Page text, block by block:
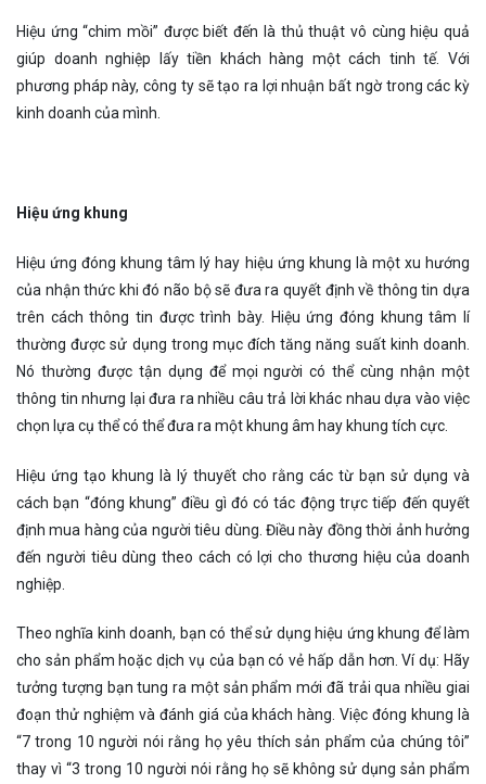
Hiệu ứng “chim mồi” được biết đến là thủ thuật vô cùng hiệu quả
giúp doanh nghiệp lấy tiền khách hàng một cách tinh tế. Với
phương pháp này, công ty sẽ tạo ra lợi nhuận bất ngờ trong các kỳ
kinh doanh của mình.
Hiệu ứng khung
Hiệu ứng đóng khung tâm lý hay hiệu ứng khung là một xu hướng
của nhận thức khi đó não bộ sẽ đưa ra quyết định về thông tin dựa
trên cách thông tin được trình bày. Hiệu ứng đóng khung tâm lí
thường được sử dụng trong mục đích tăng năng suất kinh doanh.
Nó thường được tận dụng để mọi người có thể cùng nhận một
thông tin nhưng lại đưa ra nhiều câu trả lời khác nhau dựa vào việc
chọn lựa cụ thể có thể đưa ra một khung âm hay khung tích cực.
Hiệu ứng tạo khung là lý thuyết cho rằng các từ bạn sử dụng và
cách bạn “đóng khung” điều gì đó có tác động trực tiếp đến quyết
định mua hàng của người tiêu dùng. Điều này đồng thời ảnh hưởng
đến người tiêu dùng theo cách có lợi cho thương hiệu của doanh
nghiệp.
Theo nghĩa kinh doanh, bạn có thể sử dụng hiệu ứng khung để làm
cho sản phẩm hoặc dịch vụ của bạn có vẻ hấp dẫn hơn. Ví dụ: Hãy
tưởng tượng bạn tung ra một sản phẩm mới đã trải qua nhiều giai
đoạn thử nghiệm và đánh giá của khách hàng. Việc đóng khung là
“7 trong 10 người nói rằng họ yêu thích sản phẩm của chúng tôi”
thay vì “3 trong 10 người nói rằng họ sẽ không sử dụng sản phẩm